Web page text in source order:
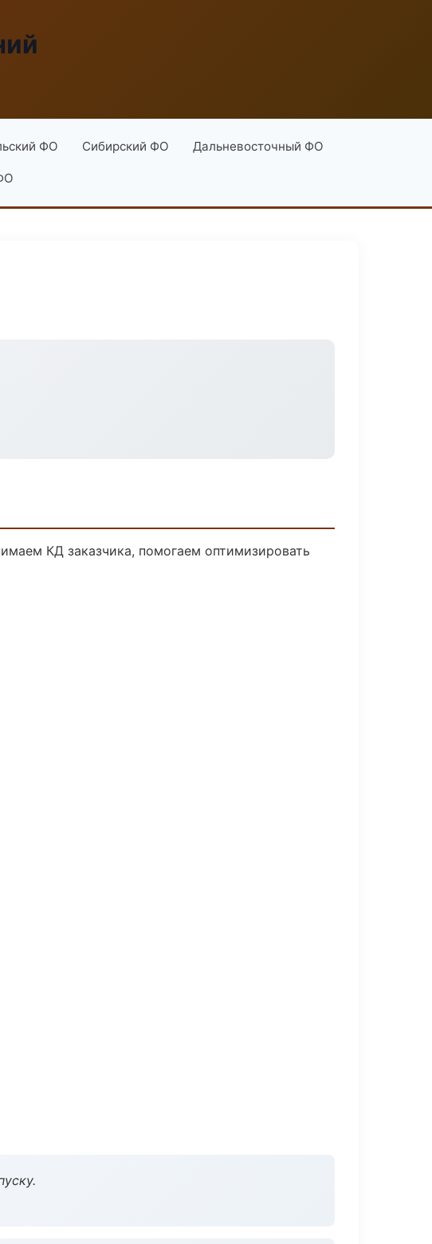
ФО Сибирский ФО Дальневосточный ФО
КД заказчика, помогаем оптимизировать